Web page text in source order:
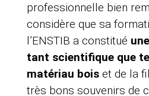
professionnelle bien
considère que sa
l’ENSTIB a constitué
tant scientifique que
matériau boiset de la
très bons souvenirs de